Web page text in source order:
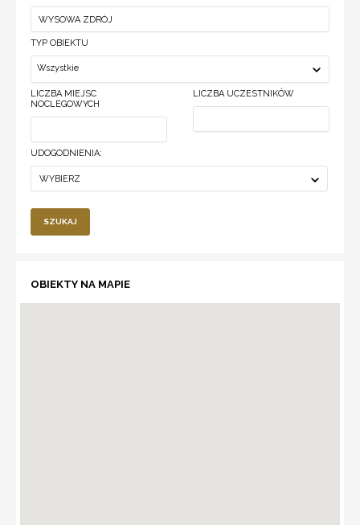
TYP OBIEKTU
Wszystkie
LICZBA MIEJSC
NOCLEGOWYCH
LICZBA UCZESTNIKÓW
UDOGODNIENIA:
WYBIERZ
SZUKAJ
OBIEKTY NA MAPIE